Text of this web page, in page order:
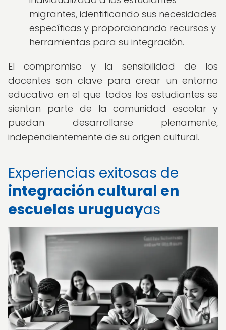
migrantes, identificando sus necesidades
específicas y proporcionando recursos y
herramientas para su integración.
El compromiso y la sensibilidad de los
docentes son clave para crear un entorno
educativo en el que todos los estudiantes se
sientan parte de la comunidad escolar y
puedan desarrollarse plenamente,
independientemente de su origen cultural.
Experiencias exitosas de
integración cultural en
escuelas uruguayas